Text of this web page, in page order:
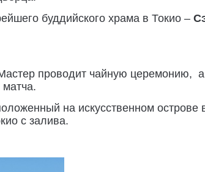
буддийского храма в Токио –
проводит чайную церемонию, а
матча.
на искусственном
с залива.